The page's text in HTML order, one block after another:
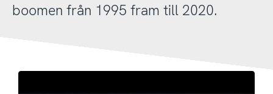
boomen från 1995 fram till 2020.